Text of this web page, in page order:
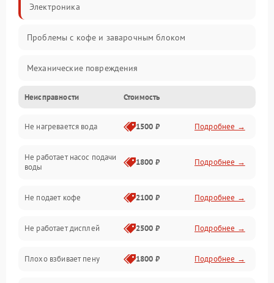
Электроника
Проблемы с кофе и заварочным блоком
Механические повреждения
Прочие неисправности
Включение и работа
Проблемы с водой
Неисправности Стоимость
Не нагревается вода 1500 ₽ Подробнее →
Не работает насос подачи
воды
1800 ₽ Подробнее →
Не подает кофе 2100 ₽ Подробнее →
Не работает дисплей 2500 ₽ Подробнее →
Плохо взбивает пену 1800 ₽ Подробнее →